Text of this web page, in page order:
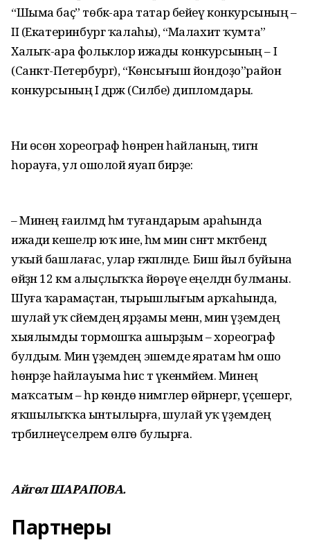
“Шыма баҫ” төбәк-ара татар бейеү конкурсының –
II (Екатеринбург ҡалаһы), “Малахит ҡумта”
Халыҡ-ара фольклор ижады конкурсының – I
(Санкт-Петербург), “Көнсығыш йондоҙо”район
конкурсының I дәрәжә (Силәбе) дипломдары.
Ни өсөн хореограф һөнәрен һайланың, тигән
һорауға, ул ошолой яуап бирҙе:
– Минең ғаиләмдә һәм туғандарым араһында
ижади кешеләр юҡ ине, һәм мин сәнғәт мәктәбендә
уҡый башлағас, улар ғәжәпләнде. Биш йыл буйына
өйҙән 12 км алыҫлыҡҡа йөрөүе еңелдән булманы.
Шуға ҡарамаҫтан, тырышлығым арҡаһында,
шулай уҡ әсәйемдең ярҙамы менән, мин үҙемдең
хыялымды тормошҡа ашырҙым – хореограф
булдым. Мин үҙемдең эшемде яратам һәм ошо
һөнәрҙе һайлауыма һис тә үкенмәйем. Минең
маҡсатым – һәр көндө нимәгәлер өйрәнергә, үҫешергә,
яҡшылыҡҡа ынтылырға, шулай уҡ үҙемдең
тәрбиәләнеүселәремә өлгө булырға.
Айгөл ШАРАПОВА.
Партнеры